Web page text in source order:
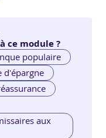
ce module ?
populaire
d'épargne
aux